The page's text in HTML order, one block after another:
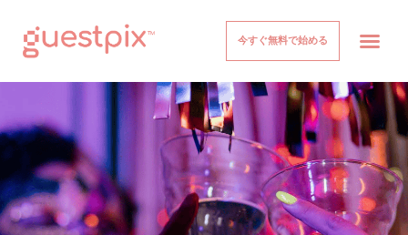
今すぐ無料で始める